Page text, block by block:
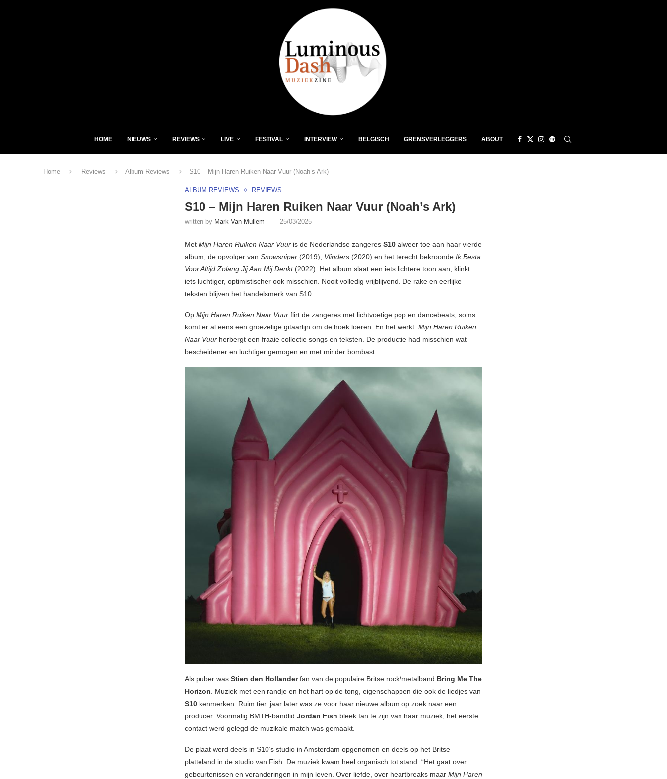
HOME NIEUWS REVIEWS LIVE FESTIVAL INTERVIEW BELGISCH GRENSVERLEGGERS ABOUT
Home Reviews Album Reviews S10 – Mijn Haren Ruiken Naar Vuur (Noah’s Ark)
ALBUM REVIEWS REVIEWS
S10 – Mijn Haren Ruiken Naar Vuur (Noah’s Ark)
written by Mark Van Mullem 25/03/2025
Met Mijn Haren Ruiken Naar Vuur is de Nederlandse zangeres S10 alweer toe aan haar vierde
album, de opvolger van Snowsniper (2019), Vlinders (2020) en het terecht bekroonde Ik Besta
Voor Altijd Zolang Jij Aan Mij Denkt(2022). Het album slaat een iets lichtere toon aan, klinkt
iets luchtiger, optimistischer ook misschien. Nooit volledig vrijblijvend. De rake en eerlijke
teksten blijven het handelsmerk van S10.
Op Mijn Haren Ruiken Naar Vuur flirt de zangeres met lichtvoetige pop en dancebeats, soms
komt er al eens een groezelige gitaarlijn om de hoek loeren. En het werkt. Mijn Haren Ruiken
Naar Vuur herbergt een fraaie collectie songs en teksten. De productie had misschien wat
bescheidener en luchtiger gemogen en met minder bombast.
Als puber was Stien den Hollanderfan van de populaire Britse rock/metalband Bring Me The
Horizon. Muziek met een randje en het hart op de tong, eigenschappen die ook de liedjes van
S10 kenmerken. Ruim tien jaar later was ze voor haar nieuwe album op zoek naar een
producer. Voormalig BMTH-bandlid Jordan Fish bleek fan te zijn van haar muziek, het eerste
contact werd gelegd de muzikale match was gemaakt.
De plaat werd deels in S10’s studio in Amsterdam opgenomen en deels op het Britse
platteland in de studio van Fish. De muziek kwam heel organisch tot stand. “Het gaat over
gebeurtenissen en veranderingen in mijn leven. Over liefde, over heartbreaks maar Mijn Haren